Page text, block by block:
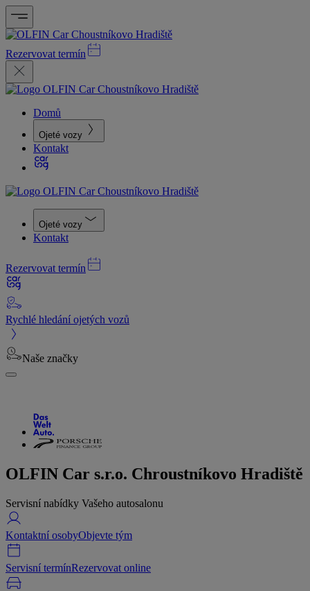
Rezervovat termín
Domů
Ojeté vozy
Kontakt
Ojeté vozy
Kontakt
Rezervovat termín
Rychlé hledání ojetých vozů
Naše značky
OLFIN Car s.r.o. Chroustníkovo Hradiště
Servisní nabídky Vašeho autosalonu
Kontaktní osobyObjevte tým
Servisní termínRezervovat online